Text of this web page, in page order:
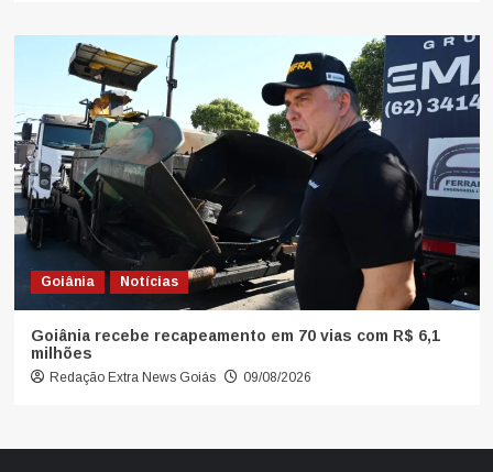
Goiânia Notícias
Goiânia recebe recapeamento em 70 vias com R$ 6,1
milhões
Redação Extra News Goiás 09/08/2026